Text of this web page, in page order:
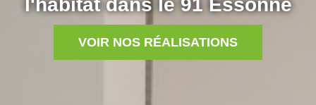
VOIR NOS RÉALISATIONS